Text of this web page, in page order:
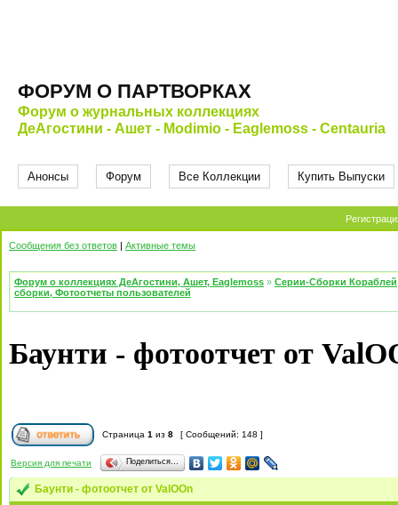
ФОРУМ О ПАРТВОРКАХ
Форум о журнальных коллекциях
ДеАгостини - Ашет - Modimio - Eaglemoss - Centauria
Анонсы Форум Все Коллекции Купить Выпуски
Сообщения без ответов | Активные темы
Форум о коллекциях ДеАгостини, Ашет, Eaglemoss » Серии-Сборки Кораблей
сборки, Фотоотчеты пользователей
Баунти - фотоотчет от
Страница 1 из 8 [ Сообщений: 148 ]
Версия для печати Поделиться…
Баунти - фотоотчет от ValOOn